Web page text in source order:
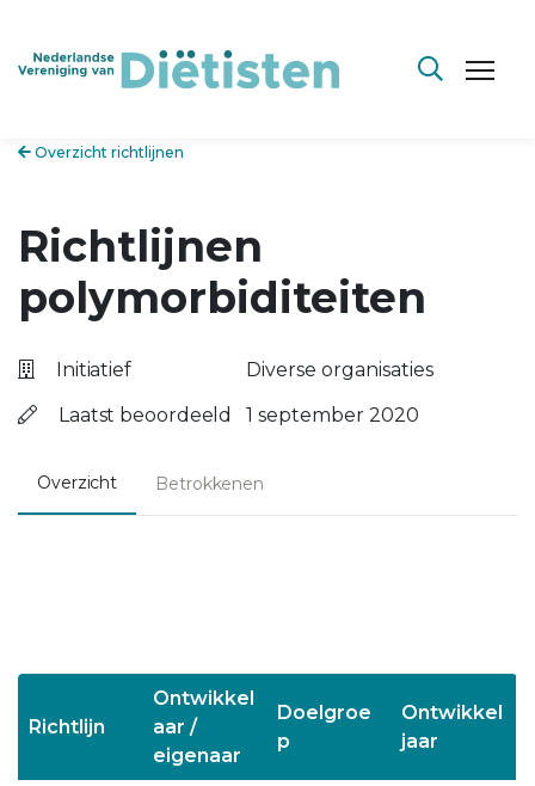
Overzicht richtlijnen
Richtlijnen
polymorbiditeiten
Initiatief
Laatst beoordeeld
Diverse organisaties
1 september 2020
Overzicht Betrokkenen
Richtlijn
Ontwikkel
aar /
eigenaar
Doelgroe
p
Ontwikkel
jaar